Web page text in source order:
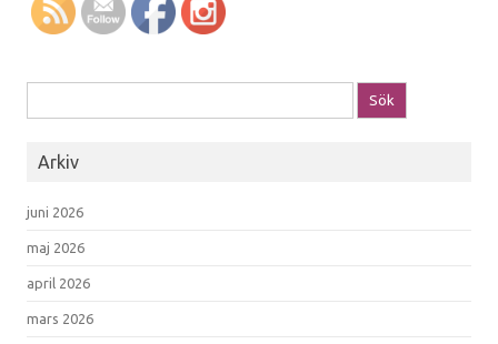
Arkiv
juni 2026
maj 2026
april 2026
mars 2026